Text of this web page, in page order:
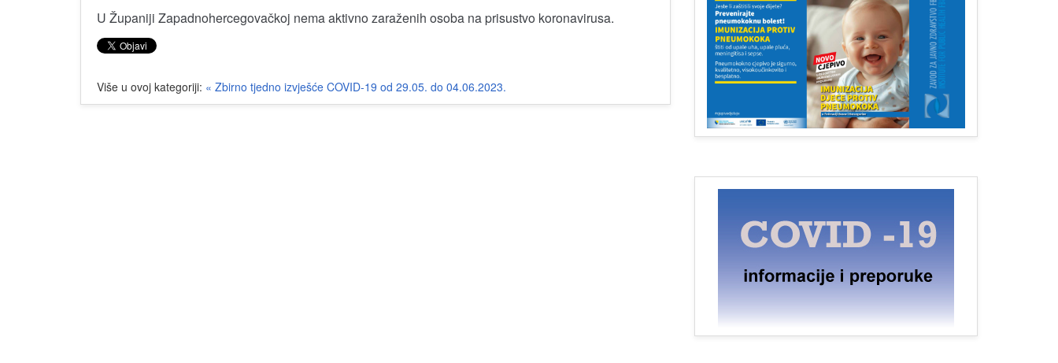
U Županiji Zapadnohercegovačkoj nema aktivno zaraženih osoba na prisustvo koronavirusa.
Više u ovoj kategoriji: « Zbirno tjedno izvješće COVID-19 od 29.05. do 04.06.2023.